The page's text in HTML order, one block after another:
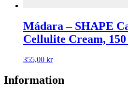
Mádara – SHAPE
Cellulite Cream,
355,00 kr
Information